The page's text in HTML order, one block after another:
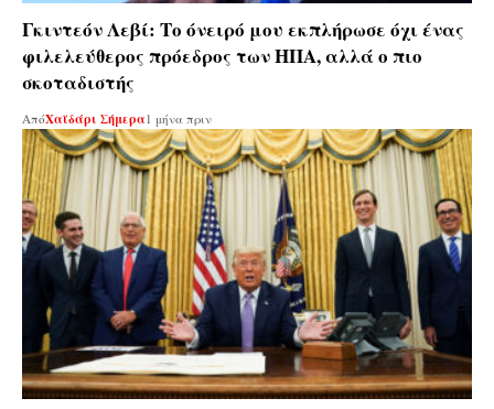
Γκιντεόν Λεβί: Το όνειρό μου εκπλήρωσε όχι ένας
φιλελεύθερος πρόεδρος των ΗΠΑ, αλλά ο πιο
σκοταδιστής
ΑπόΧαϊδάρι Σήμερα1 μήνα πριν